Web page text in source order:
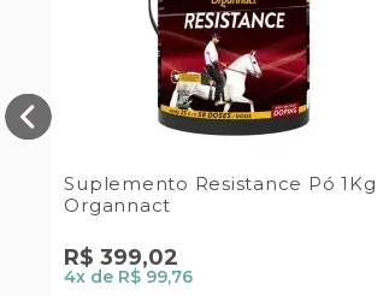
Suplemento Resistance Pó 1Kg
Organnact
R$ 399,02
4x de R$ 99,76